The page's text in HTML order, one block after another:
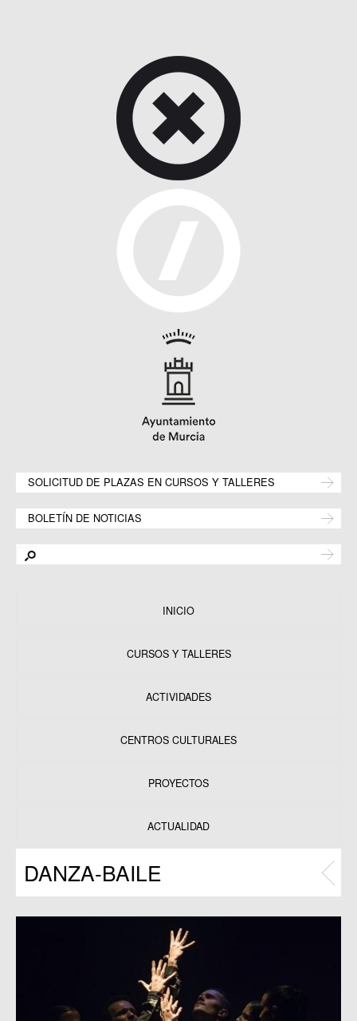
SOLICITUD DE PLAZAS EN CURSOS Y TALLERES
BOLETÍN DE NOTICIAS
INICIO
CURSOS Y TALLERES
ACTIVIDADES
CENTROS CULTURALES
PROYECTOS
Programas
ACTUALIDAD
DANZA-BAILE